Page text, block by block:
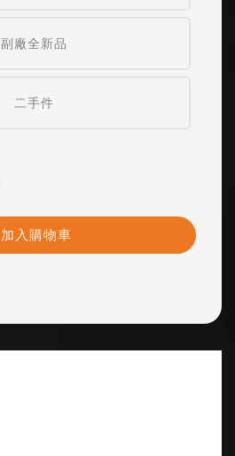
副廠全新品
二手件
加入購物車